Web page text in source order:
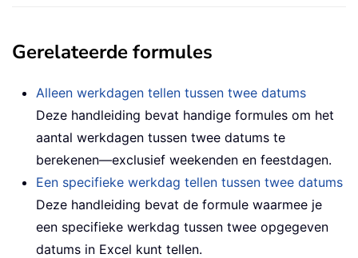
Gerelateerde formules
Alleen werkdagen tellen tussen twee datums
Deze handleiding bevat handige formules om het
aantal werkdagen tussen twee datums te
berekenen—exclusief weekenden en feestdagen.
Een specifieke werkdag tellen tussen twee datums
Deze handleiding bevat de formule waarmee je
een specifieke werkdag tussen twee opgegeven
datums in Excel kunt tellen.